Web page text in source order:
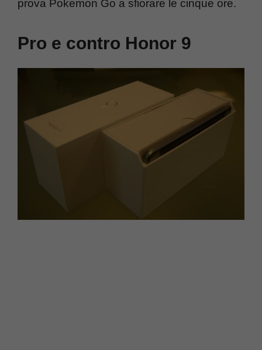
prova Pokemon Go a sfiorare le cinque ore.
Pro e contro Honor 9